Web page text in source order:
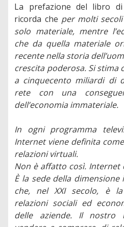
La prefazione del libro
ricorda che per molti
solo materiale, mentre
che da quella materiale
recente nella storia
crescita poderosa. Si stima
a cinquecento miliardi di
rete con una
dell’economia immateriale.
In ogni programma
Internet viene definita
relazioni virtuali.
Non è affatto così. Internet
È la sede della
che, nel XXI secolo, è
relazioni sociali ed
delle aziende. Il nostro